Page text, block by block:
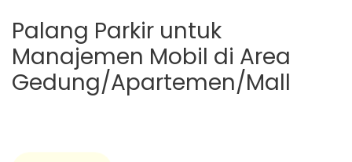
Palang Parkir untuk
Manajemen Mobil di Area
Gedung/Apartemen/Mall